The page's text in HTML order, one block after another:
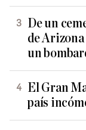
De un
de
un
El Gran
país